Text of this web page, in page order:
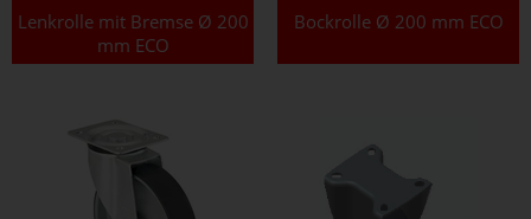
Lenkrolle mit Bremse Ø 200
mm ECO
Bockrolle Ø 200 mm ECO